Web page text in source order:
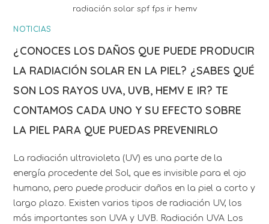
radiación solar spf fps ir hemv
NOTICIAS
¿CONOCES LOS DAÑOS QUE PUEDE PRODUCIR
LA RADIACIÓN SOLAR EN LA PIEL? ¿SABES QUÉ
SON LOS RAYOS UVA, UVB, HEMV E IR? TE
CONTAMOS CADA UNO Y SU EFECTO SOBRE
LA PIEL PARA QUE PUEDAS PREVENIRLO
La radiación ultravioleta (UV) es una parte de la
energía procedente del Sol, que es invisible para el ojo
humano, pero puede producir daños en la piel a corto y
largo plazo. Existen varios tipos de radiación UV, los
más importantes son UVA y UVB. Radiación UVA Los